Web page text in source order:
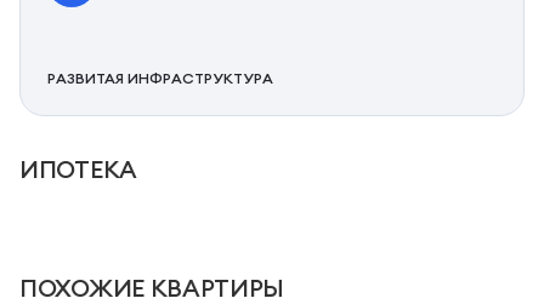
РАЗВИТАЯ ИНФРАСТРУКТУРА
ИПОТЕКА
ПОХОЖИЕ КВАРТИРЫ